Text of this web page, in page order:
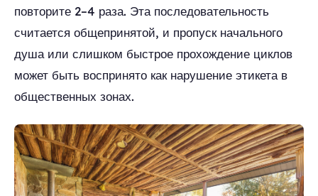
повторите 2–4 раза. Эта последовательность
считается общепринятой, и пропуск начального
душа или слишком быстрое прохождение циклов
может быть воспринято как нарушение этикета в
общественных зонах.